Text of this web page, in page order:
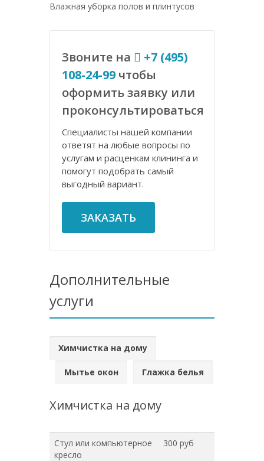
Влажная уборка полов и плинтусов
Звоните на
+7 (495)
108-24-99 чтобы
оформить заявку или
проконсультироваться
Специалисты нашей компании
ответят на любые вопросы по
услугам и расценкам клининга и
помогут подобрать самый
выгодный вариант.
ЗАКАЗАТЬ
Дополнительные
услуги
Химчистка на дому
Мытье окон Глажка белья
Химчистка на дому
Стул или компьютерное
кресло
300 руб